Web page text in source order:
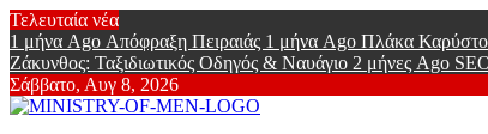
Skip
to
content
Τελευταία νέα
1 μήνα Ago Απόφραξη Πειραιάς 1 μήνα Ago Πλάκα
Ζάκυνθος: Ταξιδιωτικός Οδηγός & Ναυάγιο 2 μήνες Ago
Σάββατο, Αυγ 8, 2026